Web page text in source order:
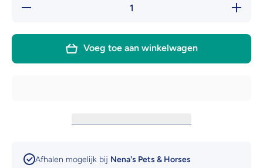
Hoeveelheid
Verhoog
Voeg toe aan winkelwagen
Afhalen mogelijk bij Nena's Pets & Horses